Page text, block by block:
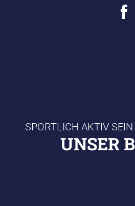
SPORTLICH AKTIV
UNSER